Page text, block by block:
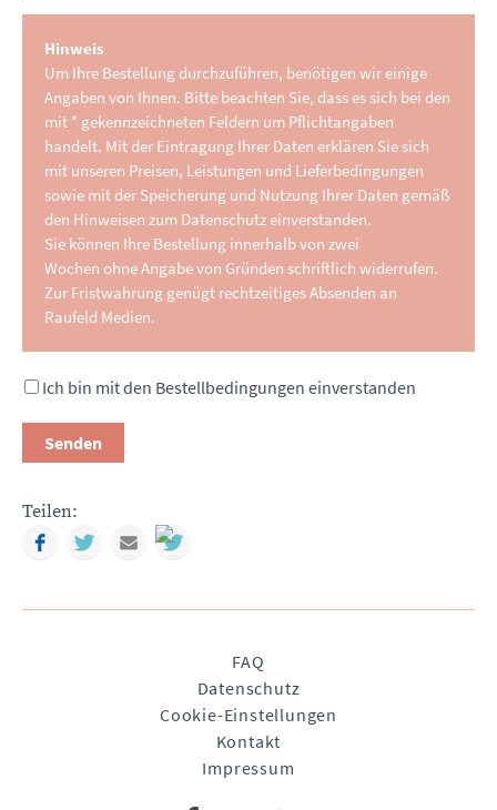
Hinweis
Um Ihre Bestellung durchzuführen, benötigen wir einige
Angaben von Ihnen. Bitte beachten Sie, dass es sich bei den
mit * gekennzeichneten Feldern um Pflichtangaben
handelt. Mit der Eintragung Ihrer Daten erklären Sie sich
mit unseren Preisen, Leistungen und Lieferbedingungen
sowie mit der Speicherung und Nutzung Ihrer Daten gemäß
den Hinweisen zum Datenschutz einverstanden.
Sie können Ihre Bestellung innerhalb von zwei
Wochen ohne Angabe von Gründen schriftlich widerrufen.
Zur Fristwahrung genügt rechtzeitiges Absenden an
Raufeld Medien.
Ich bin mit den Bestellbedingungen einverstanden
Senden
Teilen:
FacebookTwitterMail
FAQ
Datenschutz
Cookie-Einstellungen
Kontakt
Impressum